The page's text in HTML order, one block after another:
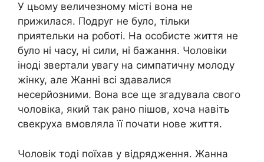
У цьому величезному місті вона не
прижилася. Подруг не було, тільки
приятельки на роботі. На особисте життя не
було ні часу, ні сили, ні бажання. Чоловіки
іноді звертали увагу на симпатичну молоду
жінку, але Жанні всі здавалися
несерйозними. Вона все ще згадувала свого
чоловіка, який так рано пішов, хоча навіть
свекруха вмовляла її почати нове життя.
Чоловік тоді поїхав у відрядження. Жанна